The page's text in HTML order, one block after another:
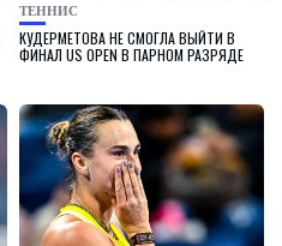
ТЕННИС
КУДЕРМЕТОВА НЕ СМОГЛА ВЫЙТИ В
ФИНАЛ US OPEN В ПАРНОМ РАЗРЯДЕ